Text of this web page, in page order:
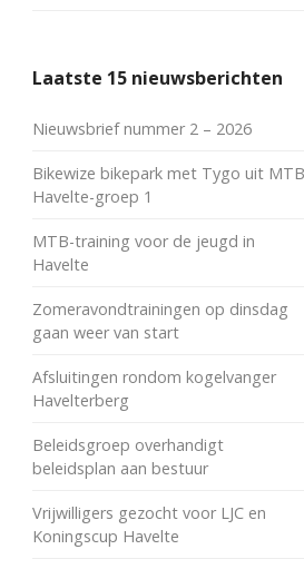
Laatste 15 nieuwsberichten
Nieuwsbrief nummer 2 – 2026
Bikewize bikepark met Tygo uit MTB
Havelte-groep 1
MTB-training voor de jeugd in
Havelte
Zomeravondtrainingen op dinsdag
gaan weer van start
Afsluitingen rondom kogelvanger
Havelterberg
Beleidsgroep overhandigt
beleidsplan aan bestuur
Vrijwilligers gezocht voor LJC en
Koningscup Havelte